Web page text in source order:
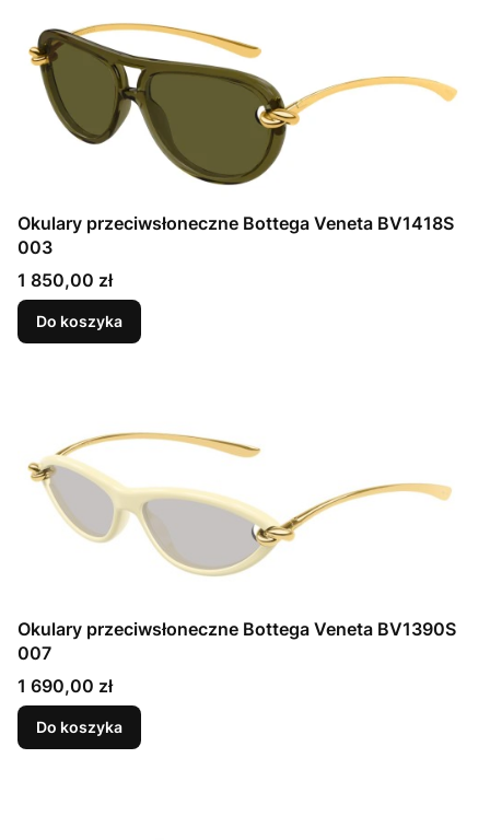
Okulary przeciwsłoneczne Bottega Veneta BV1418S
003
Cena
1 850,00 zł
Do koszyka
Okulary przeciwsłoneczne Bottega Veneta BV1390S
007
Cena
1 690,00 zł
Do koszyka